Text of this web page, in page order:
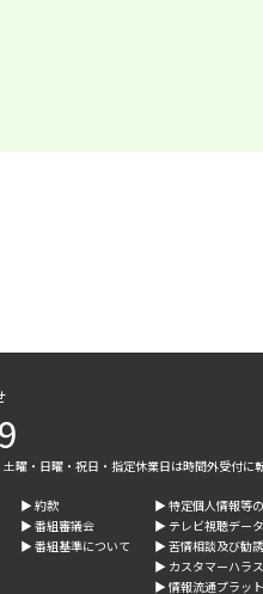
曜・日曜・祝日・指定休業日は時間外受付に転
▶︎ 約款
▶︎ 番組審議会
▶︎ 番組基準について
▶︎ 特定個人情報等
▶︎ テレビ視聴デー
▶︎ 苦情相談及び勧
▶︎ カスタマーハラ
▶︎ 情報流通プラッ